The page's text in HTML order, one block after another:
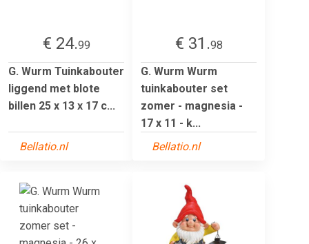
€ 24.99
G. Wurm Tuinkabouter
liggend met blote
billen 25 x 13 x 17 c...
Bellatio.nl
€ 31.98
G. Wurm Wurm
tuinkabouter set
zomer - magnesia -
17 x 11 - k...
Bellatio.nl